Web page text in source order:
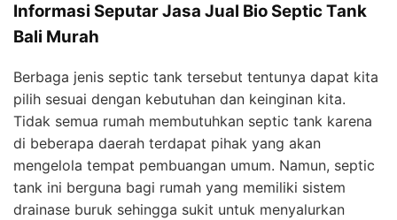
Informasi Seputar Jasa Jual Bio Septic Tank
Bali Murah
Berbaga jenis septic tank tersebut tentunya dapat kita
pilih sesuai dengan kebutuhan dan keinginan kita.
Tidak semua rumah membutuhkan septic tank karena
di beberapa daerah terdapat pihak yang akan
mengelola tempat pembuangan umum. Namun, septic
tank ini berguna bagi rumah yang memiliki sistem
drainase buruk sehingga sukit untuk menyalurkan